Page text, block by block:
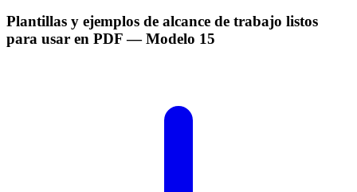
Plantillas y ejemplos de alcance de trabajo listos
para usar en PDF— Modelo 15